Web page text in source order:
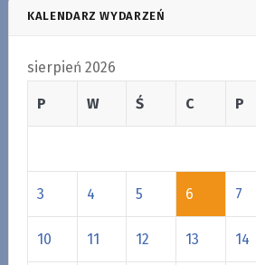
KALENDARZ WYDARZEŃ
sierpień 2026
P W Ś C P
3 4 5 6 7
10 11 12 13 14